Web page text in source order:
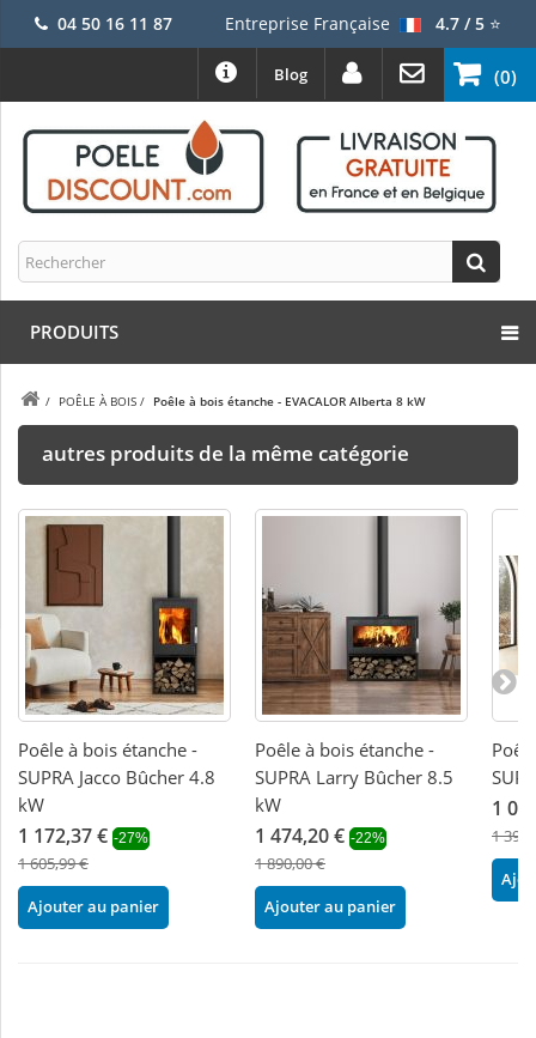
04 50 16 11 87 Entreprise Française 4.7 / 5⭐
(0)
Blog
PRODUITS
/ POÊLE À BOIS / Poêle à bois étanche - EVACALOR Alberta 8 kW
autres produits de la même catégorie
Poêle à bois étanche -
SUPRA Jacco Bûcher 4.8
kW
1 172,37 € -27%
1 605,99 €
Ajouter au panier
Poêle à bois étanche -
SUPRA Larry Bûcher 8.5
kW
1 474,20 € -22%
1 890,00 €
Ajouter au panier
1
1